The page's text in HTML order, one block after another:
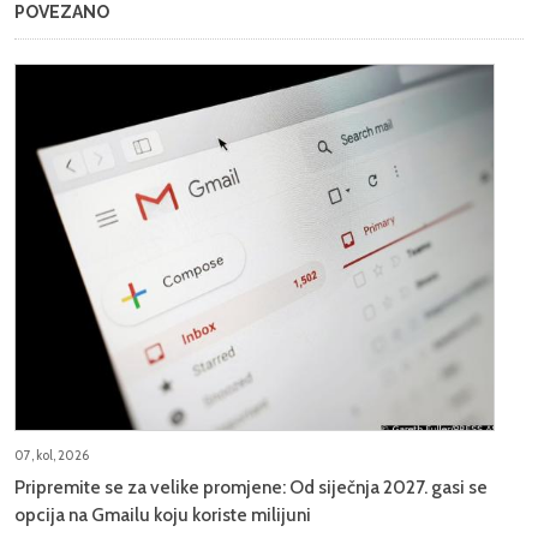
POVEZANO
07, kol, 2026
Pripremite se za velike promjene: Od siječnja 2027. gasi se
opcija na Gmailu koju koriste milijuni